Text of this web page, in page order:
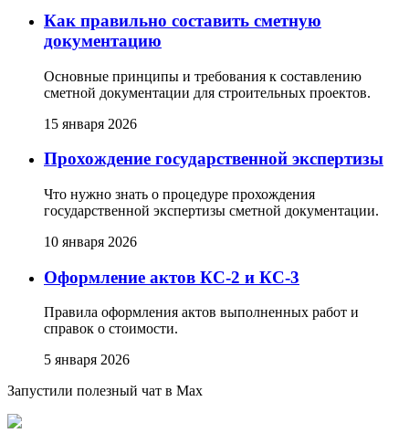
Как правильно составить сметную
документацию
Основные принципы и требования к составлению
сметной документации для строительных проектов.
15 января 2026
Прохождение государственной экспертизы
Что нужно знать о процедуре прохождения
государственной экспертизы сметной документации.
10 января 2026
Оформление актов КС-2 и КС-3
Правила оформления актов выполненных работ и
справок о стоимости.
5 января 2026
Запустили полезный чат в Max